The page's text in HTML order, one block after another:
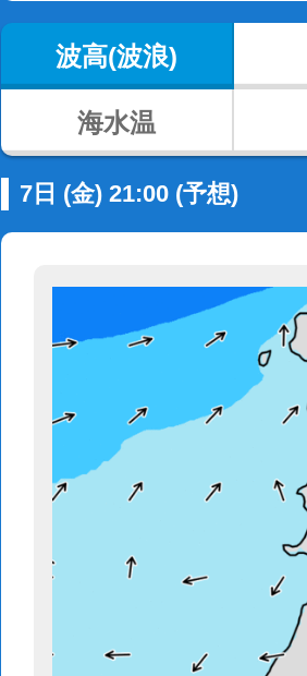
波高(波浪)
海水温
7日 (金) 21:00 (予想)